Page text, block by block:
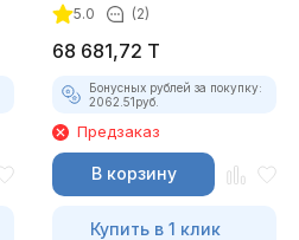
5.0 (2)
68 681,72 T
Бонусных рублей за покупку:
2062.51руб.
Предзаказ
В корзину
Купить в 1 клик